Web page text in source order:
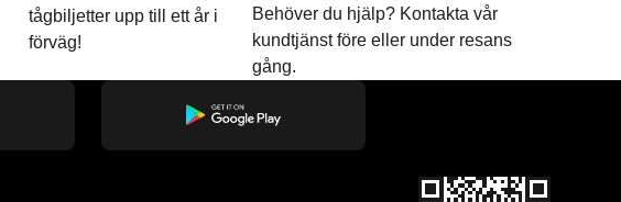
tågbiljetter upp till ett år i
förväg!
Behöver du hjälp? Kontakta vår
kundtjänst före eller under resans
gång.